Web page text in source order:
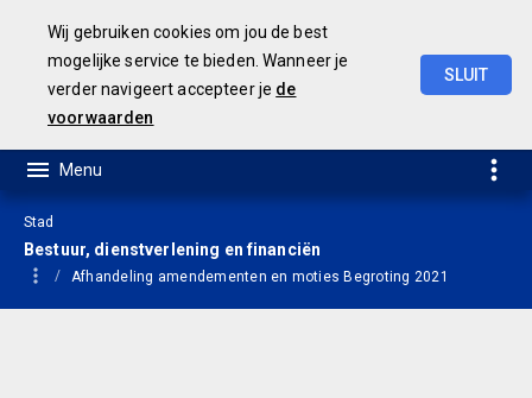
Wij gebruiken cookies om jou de best
mogelijke service te bieden. Wanneer je
verder navigeert accepteer je de
voorwaarden
SLUIT
Stad
Bestuur, dienstverlening en financiën
Afhandeling amendementen en moties Begroting 2021